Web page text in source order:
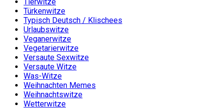
Türkenwitze
Typisch Deutsch / Klischees
Urlaubswitze
Veganerwitze
Vegetarierwitze
Versaute Sexwitze
Versaute Witze
Was-Witze
Weihnachten Memes
Weihnachtswitze
Wetterwitze